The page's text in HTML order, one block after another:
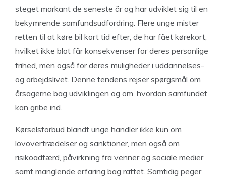
steget markant de seneste år og har udviklet sig til en
bekymrende samfundsudfordring. Flere unge mister
retten til at køre bil kort tid efter, de har fået kørekort,
hvilket ikke blot får konsekvenser for deres personlige
frihed, men også for deres muligheder i uddannelses-
og arbejdslivet. Denne tendens rejser spørgsmål om
årsagerne bag udviklingen og om, hvordan samfundet
kan gribe ind.
Kørselsforbud blandt unge handler ikke kun om
lovovertrædelser og sanktioner, men også om
risikoadfærd, påvirkning fra venner og sociale medier
samt manglende erfaring bag rattet. Samtidig peger